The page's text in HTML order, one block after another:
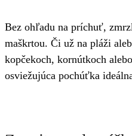
Bez ohľadu na príchuť,
maškrtou. Či už na pláži
kopčekoch, kornútkoch
osviežujúca pochúťka